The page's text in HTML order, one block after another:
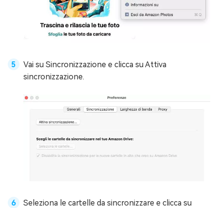
Vai su Sincronizzazione e clicca su Attiva
sincronizzazione.
Seleziona le cartelle da sincronizzare e clicca su